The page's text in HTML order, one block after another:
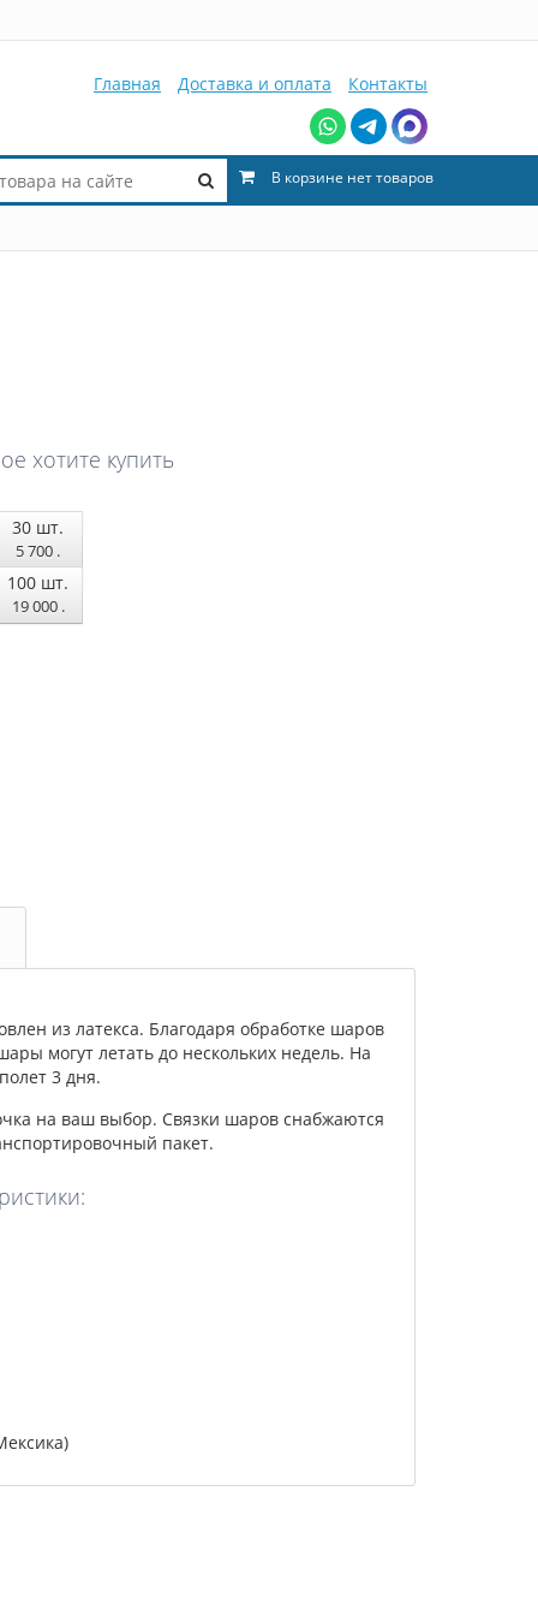
Главная Доставка и оплата Контакты
В корзине нет товаров
хотите купить
30 шт.
5 700 .
100 шт.
19 000 .
из латекса. Благодаря обработке шаров
могут летать до нескольких недель. На
3 дня.
на ваш выбор. Связки шаров снабжаются
пакет.